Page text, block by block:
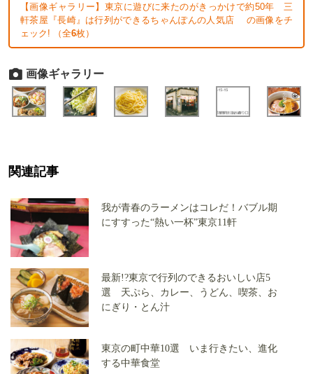
【画像ギャラリー】東京に遊びに来たのがきっかけで約50年 三
軒茶屋『長崎』は行列ができるちゃんぽんの人気店 の画像をチ
ェック! （全6枚）
画像ギャラリー
関連記事
我が青春のラーメンはコレだ！バブル期
にすすった“熱い一杯”東京11軒
最新!?東京で行列のできるおいしい店5
選 天ぷら、カレー、うどん、喫茶、お
にぎり・とん汁
東京の町中華10選 いま行きたい、進化
する中華食堂